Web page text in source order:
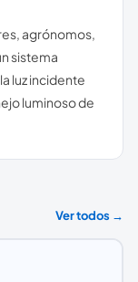
agrónomos,
sistema
luz incidente
luminoso de
Ver todos →